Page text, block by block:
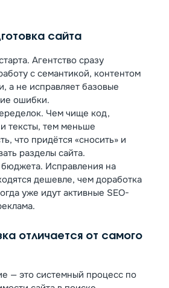
сайта
Агентство сразу
с семантикой, контентом
а не исправляет базовые
ошибки.
Чем чище код,
и тексты, тем меньше
что придётся «сносить» и
разделы сайта.
Исправления на
дешевле, чем доработка
уже идут активные SEO-
отличается от самого
— это системный процесс по